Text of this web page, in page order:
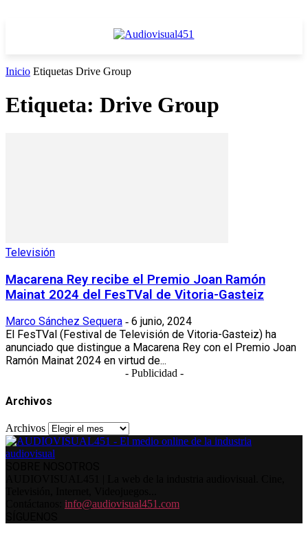
Inicio Etiquetas Drive Group
Etiqueta: Drive Group
Televisión
Macarena Rey recibe el Premio Joan Ramón
Mainat 2024 del FesTVal de Vitoria-Gasteiz
Marco Sánchez Sequera - 6 junio, 2024
El FesTVal (Festival de Televisión de Vitoria-Gasteiz) ha
anunciado que distingue a Macarena Rey con el Premio Joan
Ramón Mainat 2024 en virtud de...
- Publicidad -
Archivos
Archivos
info@audiovisual451.com